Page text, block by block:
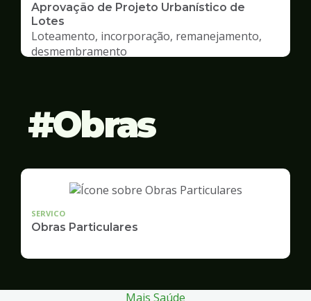
Aprovação de Projeto Urbanístico de
Lotes
Loteamento, incorporação, remanejamento,
desmembramento
Obras
SERVICO
Obras Particulares
Mais Saúde